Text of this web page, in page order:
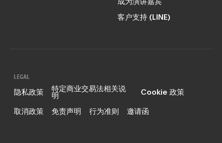
客户支持 (LINE)
LEGAL
隐私政策 特定商业交易法相关说
明
Cookie 政策
取消政策
免责声明 行为准则 邀请函